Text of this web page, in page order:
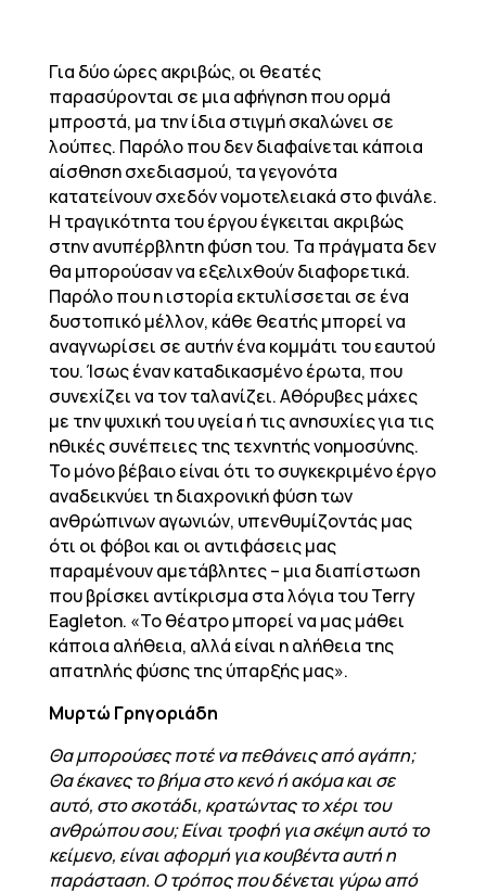
Για δύο ώρες ακριβώς, οι θεατές
παρασύρονται σε μια αφήγηση που ορμά
μπροστά, μα την ίδια στιγμή σκαλώνει σε
λούπες. Παρόλο που δεν διαφαίνεται κάποια
αίσθηση σχεδιασμού, τα γεγονότα
κατατείνουν σχεδόν νομοτελειακά στο φινάλε.
Η τραγικότητα του έργου έγκειται ακριβώς
στην ανυπέρβλητη φύση του. Τα πράγματα δεν
θα μπορούσαν να εξελιχθούν διαφορετικά.
Παρόλο που η ιστορία εκτυλίσσεται σε ένα
δυστοπικό μέλλον, κάθε θεατής μπορεί να
αναγνωρίσει σε αυτήν ένα κομμάτι του εαυτού
του. Ίσως έναν καταδικασμένο έρωτα, που
συνεχίζει να τον ταλανίζει. Αθόρυβες μάχες
με την ψυχική του υγεία ή τις ανησυχίες για τις
ηθικές συνέπειες της τεχνητής νοημοσύνης.
Το μόνο βέβαιο είναι ότι το συγκεκριμένο έργο
αναδεικνύει τη διαχρονική φύση των
ανθρώπινων αγωνιών, υπενθυμίζοντάς μας
ότι οι φόβοι και οι αντιφάσεις μας
παραμένουν αμετάβλητες – μια διαπίστωση
που βρίσκει αντίκρισμα στα λόγια του Terry
Eagleton. «Το θέατρο μπορεί να μας μάθει
κάποια αλήθεια, αλλά είναι η αλήθεια της
απατηλής φύσης της ύπαρξής μας».
Μυρτώ Γρηγοριάδη
Θα μπορούσες ποτέ να πεθάνεις από αγάπη;
Θα έκανες το βήμα στο κενό ή ακόμα και σε
αυτό, στο σκοτάδι, κρατώντας το χέρι του
ανθρώπου σου; Είναι τροφή για σκέψη αυτό το
κείμενο, είναι αφορμή για κουβέντα αυτή η
παράσταση. Ο τρόπος που δένεται γύρω από